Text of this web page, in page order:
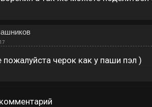
пожалуйста черок как у паши пэл )